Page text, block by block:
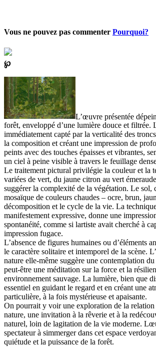
Vous ne pouvez pas commenter Pourquoi?
℘
L’œuvre présentée
forêt, enveloppé d’une lumière douce et filtrée.
immédiatement capté par la verticalité des
la composition et créant une impression de
peints avec des touches épaisses et vibrantes,
un ciel à peine visible à travers le feuillage
Le traitement pictural privilégie la couleur et la
variées de vert, du jaune citron au vert
suggérer la complexité de la végétation. Le sol,
mosaïque de couleurs chaudes – ocre, brun,
décomposition et le cycle de la vie. La
manifestement expressive, donne une
spontanéité, comme si lartiste avait cherché à
impression fugace.
L’absence de figures humaines ou d’éléments
le caractère solitaire et intemporel de la scène.
nature elle-même suggère une contemplation
peut-être une méditation sur la force et la
environnement sauvage. La lumière, bien que
essentiel en guidant le regard et en créant une
particulière, à la fois mystérieuse et apaisante.
On pourrait y voir une exploration de la relation
nature, une invitation à la rêverie et à la
naturel, loin de lagitation de la vie moderne.
spectateur à simmerger dans cet espace
quiétude et la puissance de la forêt.